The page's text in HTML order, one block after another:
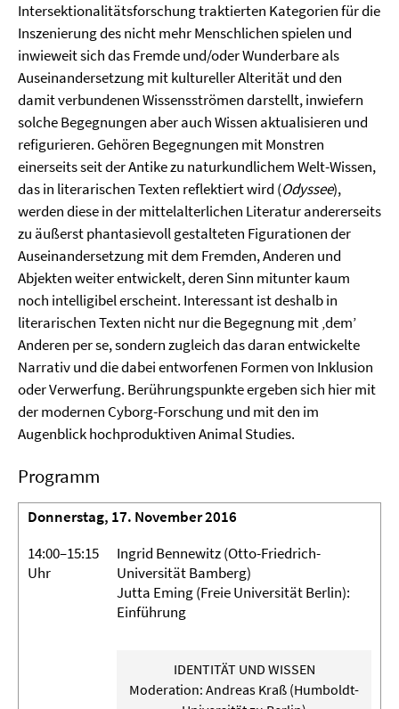
Intersektionalitätsforschung traktierten Kategorien für die
Inszenierung des nicht mehr Menschlichen spielen und
inwieweit sich das Fremde und/oder Wunderbare als
Auseinandersetzung mit kultureller Alterität und den
damit verbundenen Wissensströmen darstellt, inwiefern
solche Begegnungen aber auch Wissen aktualisieren und
refigurieren. Gehören Begegnungen mit Monstren
einerseits seit der Antike zu naturkundlichem Welt-Wissen,
das in literarischen Texten reflektiert wird (Odyssee),
werden diese in der mittelalterlichen Literatur andererseits
zu äußerst phantasievoll gestalteten Figurationen der
Auseinandersetzung mit dem Fremden, Anderen und
Abjekten weiter entwickelt, deren Sinn mitunter kaum
noch intelligibel erscheint. Interessant ist deshalb in
literarischen Texten nicht nur die Begegnung mit ‚dem’
Anderen per se, sondern zugleich das daran entwickelte
Narrativ und die dabei entworfenen Formen von Inklusion
oder Verwerfung. Berührungspunkte ergeben sich hier mit
der modernen Cyborg-Forschung und mit den im
Augenblick hochproduktiven Animal Studies.
Programm
Donnerstag, 17. November 2016
14:00–15:15
Uhr
Ingrid Bennewitz (Otto-Friedrich-
Universität Bamberg)
Jutta Eming (Freie Universität Berlin):
Einführung
IDENTITÄT UND WISSEN
Moderation: Andreas Kraß (Humboldt-